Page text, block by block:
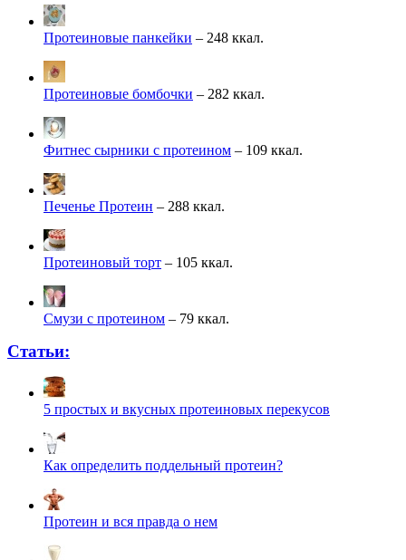
Протеиновые панкейки – 248 ккал.
Протеиновые бомбочки – 282 ккал.
Фитнес сырники с протеином – 109 ккал.
Печенье Протеин – 288 ккал.
Протеиновый торт – 105 ккал.
Смузи с протеином – 79 ккал.
Статьи:
5 простых и вкусных протеиновых перекусов
Как определить поддельный протеин?
Протеин и вся правда о нем